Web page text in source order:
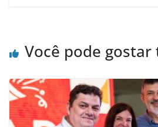
Você pode gostar